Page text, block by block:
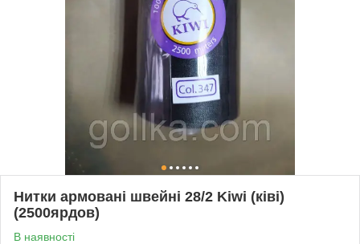
Нитки армовані швейні 28/2 Kiwi (ківі)
(2500ярдов)
В наявності